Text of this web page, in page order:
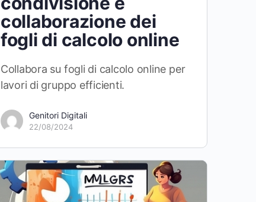
collaborazione dei
fogli di calcolo online
Collabora su fogli di calcolo online per
lavori di gruppo efficienti.
Genitori Digitali
22/08/2024